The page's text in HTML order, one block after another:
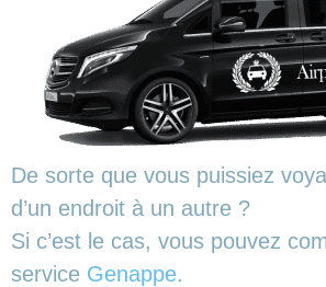
De sorte que vous puissiez
d’un endroit à un autre ?
Si c’est le cas, vous pouvez
service Genappe.